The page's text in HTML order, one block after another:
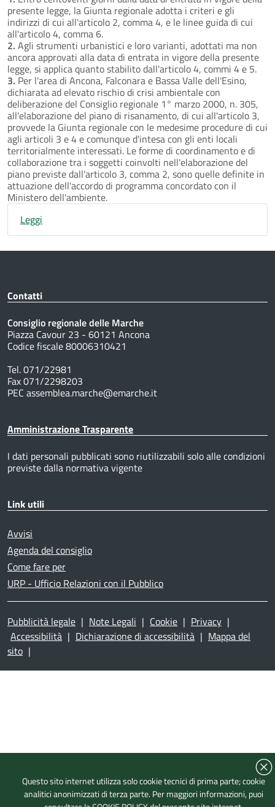
presente legge, la Giunta regionale adotta i criteri e gli
indirizzi di cui all'articolo 2, comma 4, e le linee guida di cui
all'articolo 4, comma 6.
2. Agli strumenti urbanistici e loro varianti, adottati ma non
ancora approvati alla data di entrata in vigore della presente
legge, si applica quanto stabilito dall'articolo 4, commi 4 e 5.
3. Per l'area di Ancona, Falconara e Bassa Valle dell'Esino,
dichiarata ad elevato rischio di crisi ambientale con
deliberazione del Consiglio regionale 1° marzo 2000, n. 305,
all'elaborazione del piano di risanamento, di cui all'articolo 3,
provvede la Giunta regionale con le medesime procedure di cui
agli articoli 3 e 4 e comunque d'intesa con gli enti locali
territorialmente interessati. Le forme di coordinamento e di
collaborazione tra i soggetti coinvolti nell'elaborazione del
piano previste dall'articolo 3, comma 2, sono quelle definite in
attuazione dell'accordo di programma concordato con il
Ministero dell'ambiente.
Leggi
Contatti
Consiglio regionale delle Marche
Piazza Cavour 23 - 60121 Ancona
Codice fiscale 80006310421
Tel. 071/22981
Fax 071/2298203
PEC assemblea.marche@emarche.it
Amministrazione Trasparente
I dati personali pubblicati sono riutilizzabili solo alle condizioni
previste dalla normativa vigente
Link utili
Avvisi
Agenda del consiglio
Come fare per
URP - Ufficio Relazioni con il Pubblico
Pubblicità legale | Note Legali | Cookie | Privacy |
Accessibilità | Dichiarazione di accessibilità | Mappa del
sito |
Questo sito internet utilizza solo cookie tecnici di prima parte; cookie
analitici anonimizzati di terza parte. Per maggiori informazioni, puoi